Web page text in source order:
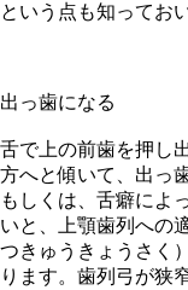
という点も知ってお
出っ歯になる
舌で上の前歯を押し
方へと傾いて、出っ
もしくは、舌癖によ
いと、上顎歯列への
つきゅうきょうさく
ります。歯列弓が狭